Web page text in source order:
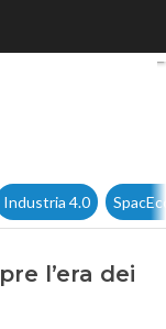
sull’AI e
Industria 4.0
l’era dei